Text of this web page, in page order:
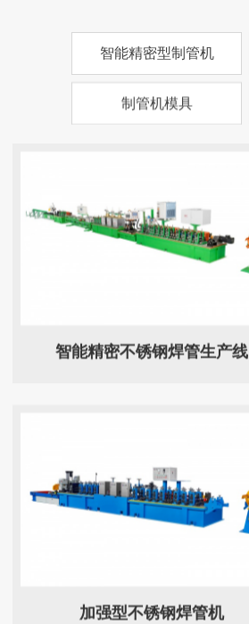
智能精密型制管机
制管机模具
智能精密不锈钢焊管生产线
加强型不锈钢焊管机